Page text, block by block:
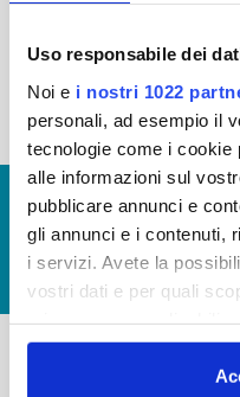
Uso responsabile dei
Noi e i nostri 1022
personali, ad esempio il
tecnologie come i cookie
alle informazioni sul
pubblicare annunci e
gli annunci e i contenuti,
i servizi. Avete la
vostri dati e per quali
in cui avete effettuato le
modificare o revocare il
« prima ‹
© Copyright 2017 - 2026